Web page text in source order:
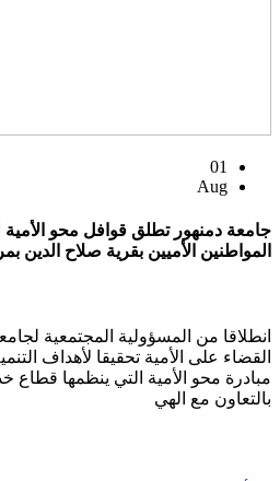
01
Aug
جامعة دمنهور تطلق قوافل محو الأمية
المواطنين الأميين بقرية صلاح الدين
انطلاقا من المسؤولية المجتمعية
القضاء على الأمية تحقيقا لأهداف
مبادرة محو الأمية التي ينظمها قطاع
بالتعاون مع الهي